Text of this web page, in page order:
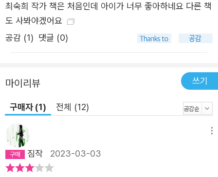
최숙희 작가 책은 처음인데 아이가 너무 좋아하네요 다른 책
도 사봐야겠어요
공감 (1) 댓글 (0)
마이리뷰 쓰기
구매자 (1) 전체 (12)
짐작 2023-03-03